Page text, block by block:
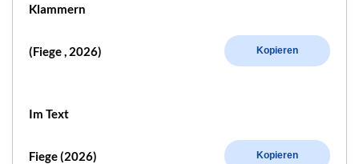
Klammern
(Fiege , 2026) Kopieren
Im Text
Fiege (2026) Kopieren